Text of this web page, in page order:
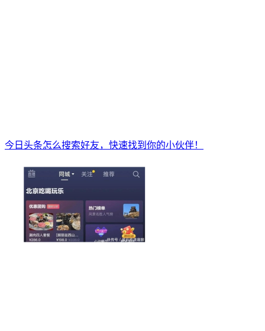
今日头条怎么搜索好友，快速找到你的小伙伴！